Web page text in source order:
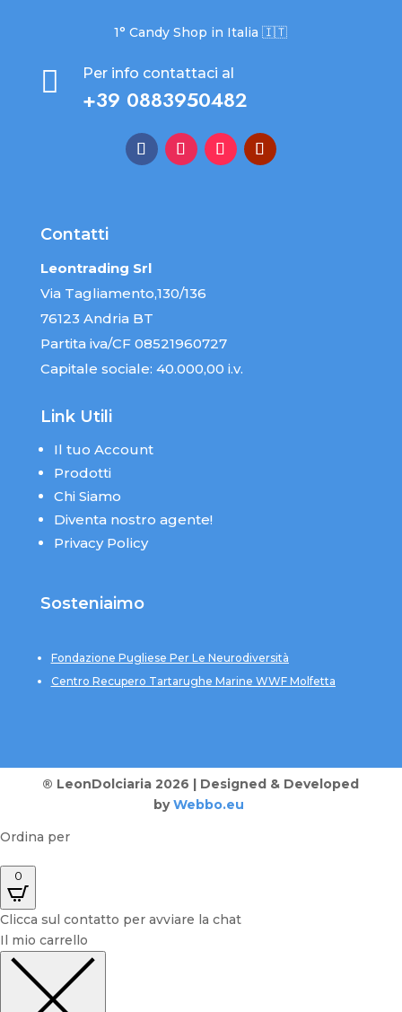
1° Candy Shop in Italia 🇮🇹
 Per info contattaci al
+39 0883950482
Contatti
Leontrading Srl
Via Tagliamento,130/136
76123 Andria BT
Partita iva/CF 08521960727
Capitale sociale: 40.000,00 i.v.
Link Utili
Il tuo Account
Prodotti
Chi Siamo
Diventa nostro agente!
Privacy Policy
Sosteniaimo
Fondazione Pugliese Per Le Neurodiversità
Centro Recupero Tartarughe Marine WWF Molfetta
® LeonDolciaria 2026 | Designed & Developed
by Webbo.eu
Ordina per
0
Clicca sul contatto per avviare la chat
Il mio carrello